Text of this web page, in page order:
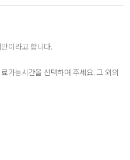
이라고 합니다.
가능시간을 선택하여 주세요. 그 외의